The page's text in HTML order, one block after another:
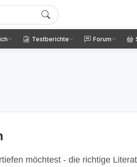
Testberichte Forum
möchtest - die richtige